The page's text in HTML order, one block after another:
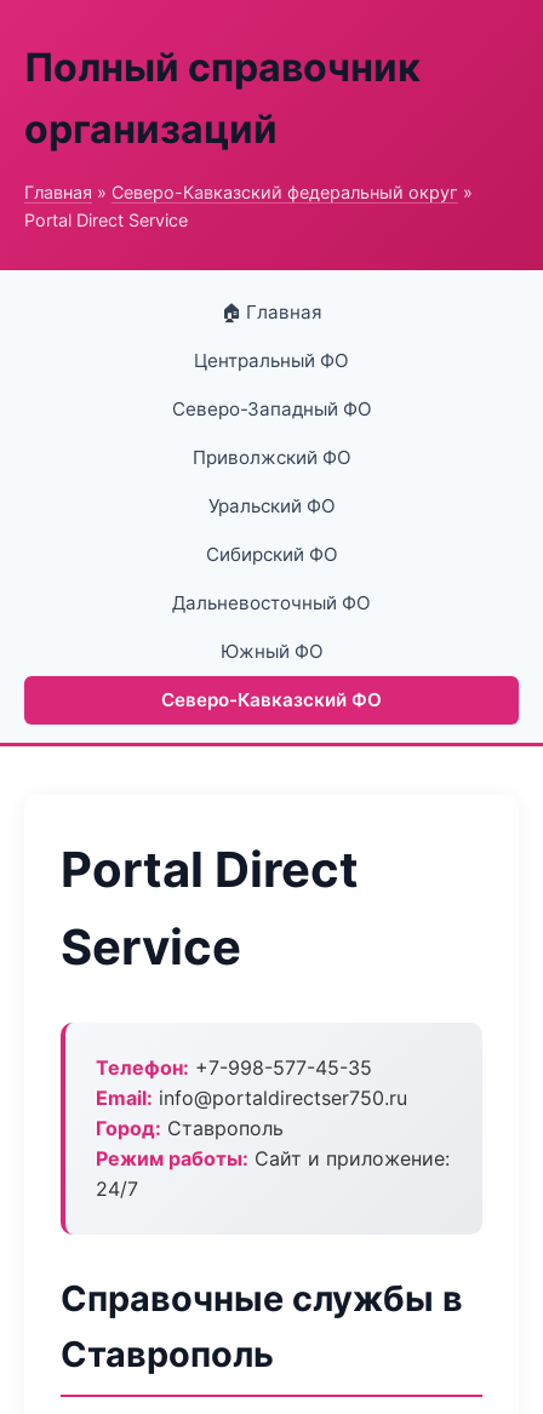
Полный справочник
организаций
Главная » Северо-Кавказский федеральный округ »
Portal Direct Service
🏠 Главная
Центральный ФО
Северо-Западный ФО
Приволжский ФО
Уральский ФО
Сибирский ФО
Дальневосточный ФО
Южный ФО
Северо-Кавказский ФО
Portal Direct
Service
Телефон: +7-998-577-45-35
Email: info@portaldirectser750.ru
Город: Ставрополь
Режим работы: Сайт и приложение:
24/7
Справочные службы в
Ставрополь